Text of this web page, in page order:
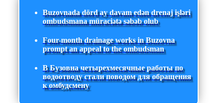
Buzovnada dörd ay davam edən drenaj işləri
ombudsmana müraciətə səbəb olub
Four-month drainage works in Buzovna
prompt an appeal to the ombudsman
В Бузовна четырехмесячные работы по
водоотводу стали поводом для обращения
к омбудсмену